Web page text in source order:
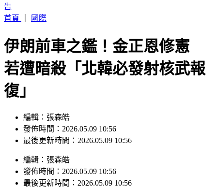
拜錯
首頁
國際
伊朗前車之鑑！金正恩修憲
若遭暗殺「北韓必發射核武報
復」
編輯：張森皓
發佈時間：2026.05.09 10:56
最後更新時間：2026.05.09 10:56
編輯 ： 張森皓
發佈時間： 2026.05.09 10:56
最後更新時間： 2026.05.09 10:56